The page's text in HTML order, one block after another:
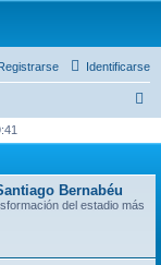
Identificarse
c
Bernabéu
del estadio más